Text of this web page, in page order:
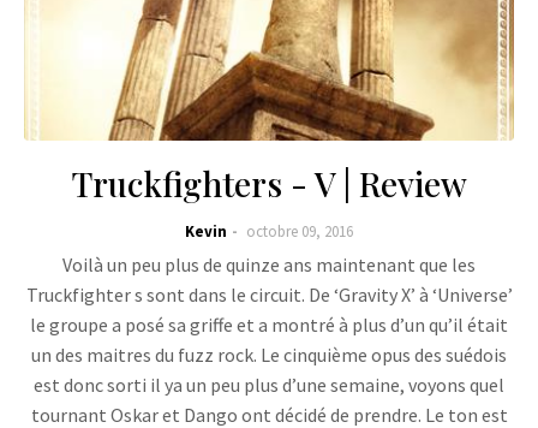
Truckfighters - V | Review
Kevin octobre 09, 2016
Voilà un peu plus de quinze ans maintenant que les
Truckfighter s sont dans le circuit. De ‘Gravity X’ à ‘Universe’
le groupe a posé sa griffe et a montré à plus d’un qu’il était
un des maitres du fuzz rock. Le cinquième opus des suédois
est donc sorti il ya un peu plus d’une semaine, voyons quel
tournant Oskar et Dango ont décidé de prendre. Le ton est